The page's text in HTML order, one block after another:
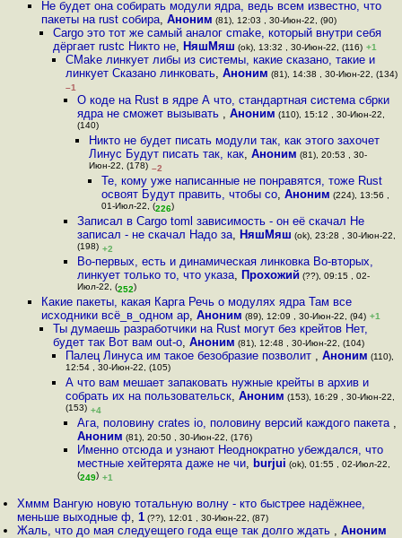
Не будет она собирать модули ядра, ведь всем известно, что
пакеты на rust собира, Аноним (81), 12:03 , 30-Июн-22, (90)
Cargo это тот же самый аналог cmake, который внутри себя
дёргает rustc Никто не, НяшМяш (ok), 13:32 , 30-Июн-22, (116) +1
CMake линкует либы из системы, какие сказано, такие и
линкует Сказано линковать, Аноним (81), 14:38 , 30-Июн-22, (134)
–1
О коде на Rust в ядре А что, стандартная система сбрки
ядра не сможет вызывать , Аноним (110), 15:12 , 30-Июн-22,
(140)
Никто не будет писать модули так, как этого захочет
Линус Будут писать так, как,Аноним (81), 20:53 , 30-
Июн-22, (178) –2
Те, кому уже написанные не понравятся, тоже Rust
освоят Будут править, чтобы со, Аноним (224), 13:56 ,
01-Июл-22, (226)
Записал в Cargo toml зависимость - он её скачал Не
записал - не скачал Надо за, НяшМяш (ok), 23:28 , 30-Июн-22,
(198) +2
Во-первых, есть и динамическая линковка Во-вторых,
линкует только то, что указа, Прохожий (??), 09:15 , 02-
Июл-22, (252)
Какие пакеты, какая Карга Речь о модулях ядра Там все
исходники всё_в_одном ар, Аноним (89), 12:09 , 30-Июн-22, (94) +1
Ты думаешь разработчики на Rust могут без крейтов Нет,
будет так Вот вам out-o,Аноним (81), 12:48 , 30-Июн-22, (104)
Палец Линуса им такое безобразие позволит , Аноним (110),
12:54 , 30-Июн-22, (105)
А что вам мешает запаковать нужные крейты в архив и
собрать их на пользовательск, Аноним (153), 16:29 , 30-Июн-22,
(153) +4
Ага, половину crates io, половину версий каждого пакета ,
Аноним (81), 20:50 , 30-Июн-22, (176)
Именно отсюда и узнают Неоднократно убеждался, что
местные хейтерята даже не чи, burjui (ok), 01:55 , 02-Июл-22,
(249) +1
Хммм Вангую новую тотальную волну - кто быстрее надёжнее,
меньше выходные ф,1 (??), 12:01 , 30-Июн-22, (87)
Жаль, что до мая следуещего года еще так долго ждать ,Аноним